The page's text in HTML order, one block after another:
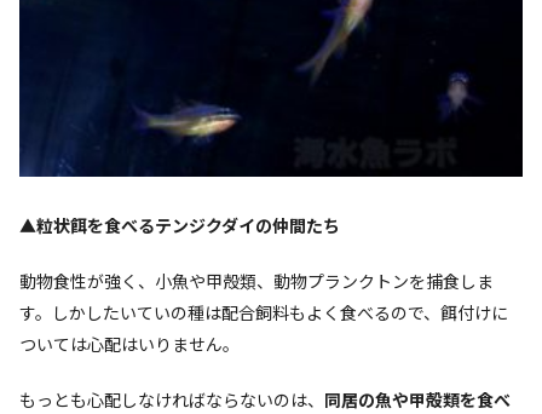
▲粒状餌を食べるテンジクダイの仲間たち
動物食性が強く、小魚や甲殻類、動物プランクトンを捕食しま
す。しかしたいていの種は配合飼料もよく食べるので、餌付けに
ついては心配はいりません。
もっとも心配しなければならないのは、 同居の魚や甲殻類を食べ